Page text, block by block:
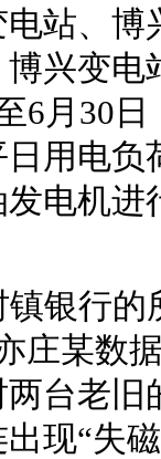
站、
兴变
6月30
用电
电机
银行
某数
台老旧
现“失